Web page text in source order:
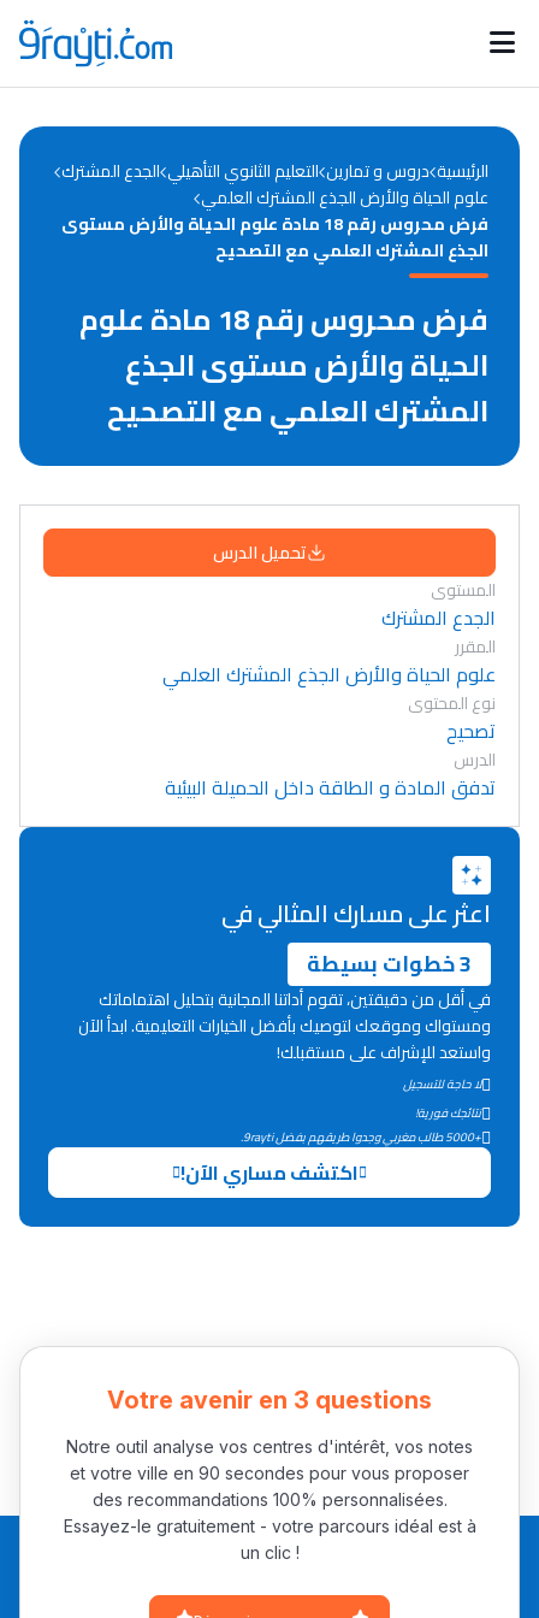
Catégories
d'actualités
Annonces bourses
Lycée Maroc
Collège au Maroc
Interviews/Vidéos
+ de 89 Interviews/Vidéos
دليل المهن
الرئيسية دروس و تمارين التعليم الثانوي التأهيلي الجدع المشترك
علوم الحياة والأرض الجذع المشترك العلمي
فرض محروس رقم 18 مادة علوم الحياة والأرض مستوى
الجذع المشترك العلمي مع التصحيح
فرض محروس رقم 18 مادة علوم
الحياة والأرض مستوى الجذع
المشترك العلمي مع التصحيح
تحميل الدرس
المستوى
الجدع المشترك
المقرر
علوم الحياة والأرض الجذع المشترك العلمي
نوع المحتوى
تصحيح
الدرس
تدفق المادة و الطاقة داخل الحميلة البيئية
اعثر على مسارك المثالي في
3 خطوات بسيطة
في أقل من دقيقتين، تقوم أداتنا المجانية بتحليل اهتماماتك
ومستواك وموقعك لتوصيك بأفضل الخيارات التعليمية. ابدأ الآن
واستعد للإشراف على مستقبلك!
لا حاجة للتسجيل
نتائجك فورية!
+5000 طالب مغربي وجدوا طريقهم بفضل 9rayti.
اكتشف مساري الآن!
Votre avenir en 3 questions
Notre outil analyse vos centres d'intérêt, vos notes
et votre ville en 90 secondes pour vous proposer
des recommandations 100% personnalisées.
Essayez-le gratuitement - votre parcours idéal est à
un clic !